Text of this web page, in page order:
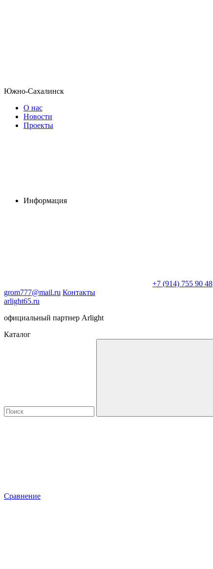
Южно-Сахалинск
О нас
Новости
Проекты
Информация
+7 (914) 755 90 48
grom777@mail.ru Контакты
arlight65.ru
официальный партнер Arlight
Каталог
Сравнение